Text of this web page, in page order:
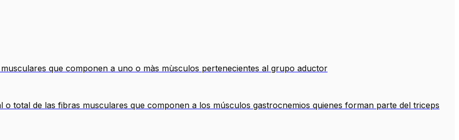
que componen a uno o màs mùsculos pertenecientes al grupo aductor
total de las fibras musculares que componen a los músculos gastrocnemios quienes forman parte del triceps